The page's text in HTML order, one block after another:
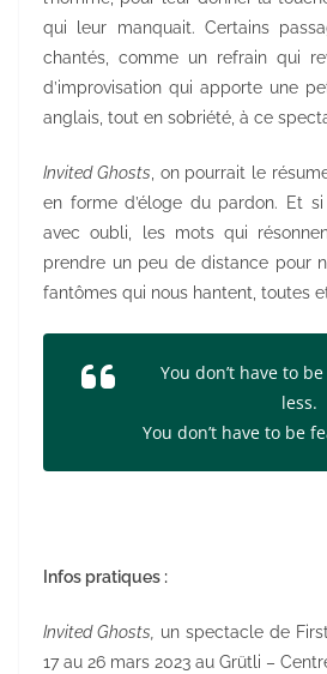
qui leur manquait. Certains
chantés, comme un refrain qui
d’improvisation qui apporte une
anglais, tout en sobriété, à ce
Invited Ghosts , on pourrait le
en forme d’éloge du pardon. Et
avec oubli, les mots qui
prendre un peu de distance pour
fantômes qui nous hantent, toutes
You don’t have to
less.
You don’t have to be
Infos pratiques :
Invited Ghosts, un spectacle de
17 au 26 mars 2023 au Grütli –